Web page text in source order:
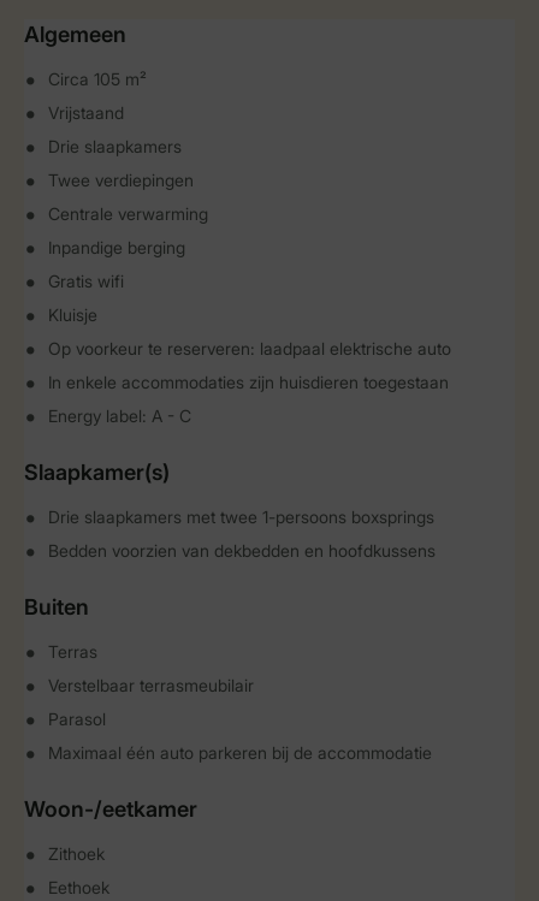
Algemeen
Circa 105 m²
Vrijstaand
Drie slaapkamers
Twee verdiepingen
Centrale verwarming
Inpandige berging
Gratis wifi
Kluisje
Op voorkeur te reserveren: laadpaal elektrische auto
In enkele accommodaties zijn huisdieren toegestaan
Energy label: A - C
Slaapkamer(s)
Drie slaapkamers met twee 1-persoons boxsprings
Bedden voorzien van dekbedden en hoofdkussens
Buiten
Terras
Verstelbaar terrasmeubilair
Parasol
Maximaal één auto parkeren bij de accommodatie
Woon-/eetkamer
Zithoek
Eethoek